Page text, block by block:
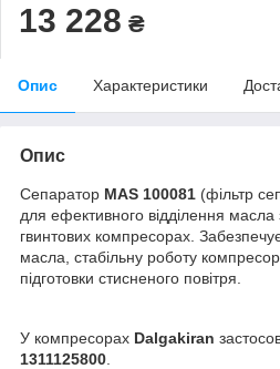
13 228 ₴
Опис Характеристики
Опис
Сепаратор MAS 100081 (фільтр
для ефективного відділення масла
гвинтових компресорах.
масла, стабільну роботу
підготовки стисненого повітря.
У компресорах Dalgakiran
1311125800